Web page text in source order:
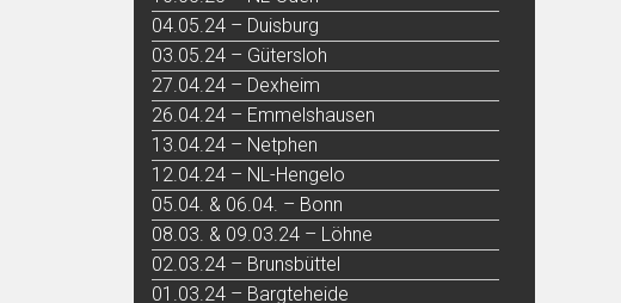
04.05.24 – Duisburg
03.05.24 – Gütersloh
27.04.24 – Dexheim
26.04.24 – Emmelshausen
13.04.24 – Netphen
12.04.24 – NL-Hengelo
05.04. & 06.04. – Bonn
08.03. & 09.03.24 – Löhne
02.03.24 – Brunsbüttel
01.03.24 – Bargteheide